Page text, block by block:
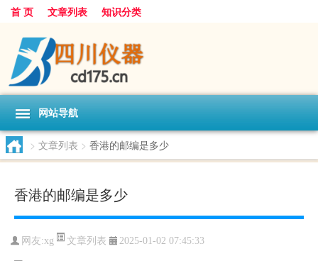
首 页 文章列表 知识分类
网站导航
> 文章列表 > 香港的邮编是多少
香港的邮编是多少
网友:xg 文章列表 2025-01-02 07:45:33